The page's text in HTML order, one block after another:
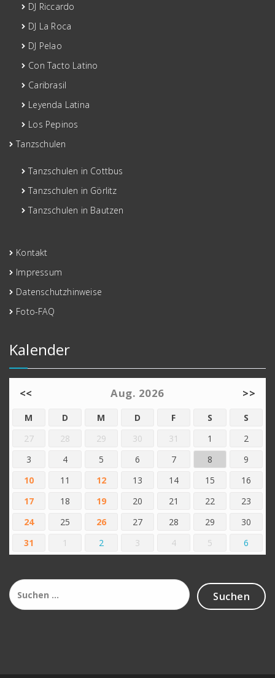
DJ Riccardo
DJ La Roca
DJ Pelao
Con Tacto Latino
Caribrasil
Leyenda Latina
Los Pepinos
Tanzschulen
Tanzschulen in Cottbus
Tanzschulen in Görlitz
Tanzschulen in Bautzen
Kontakt
Impressum
Datenschutzhinweise
Foto-FAQ
Kalender
<< Aug. 2026 >>
M D M D F S
S
27
28 29 30 31 1
2
3
4 5 6 7 8
9
10
11 12 13 14 15
16
17
18 19 20 21 22
23
24
25 26 27 28 29
30
31
1 2 3 4 5 6
Suchen
nach: